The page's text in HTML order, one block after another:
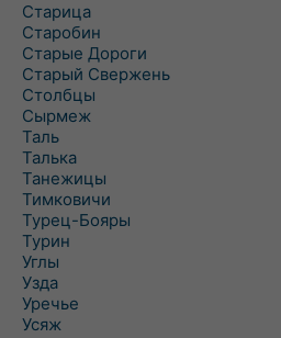
Старица
Старобин
Старые Дороги
Старый Свержень
Столбцы
Сырмеж
Таль
Талька
Танежицы
Тимковичи
Турец-Бояры
Турин
Углы
Узда
Уречье
Усяж